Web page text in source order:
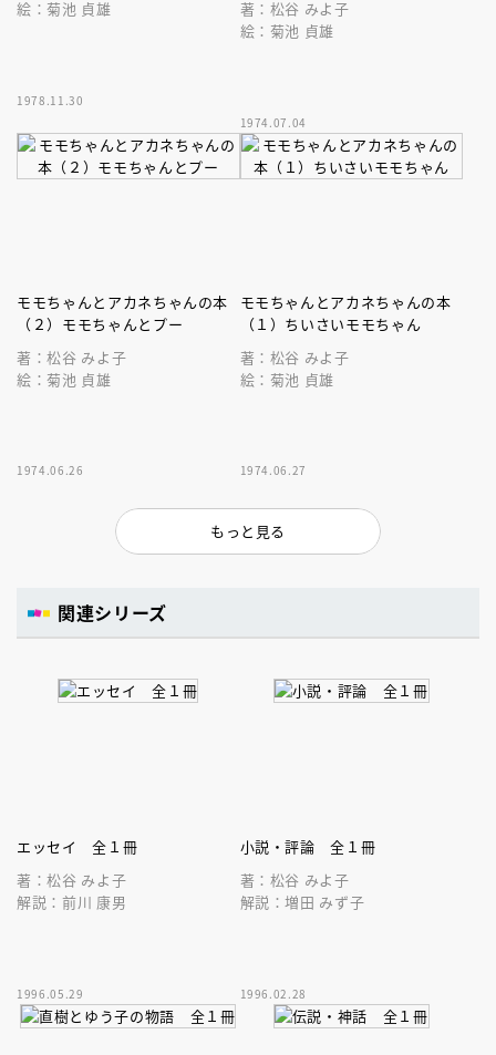
絵：菊池 貞雄
1978.11.30
著：松谷 みよ子
絵：菊池 貞雄
1974.07.04
モモちゃんとアカネちゃんの本
（２）モモちゃんとプー
著：松谷 みよ子
絵：菊池 貞雄
1974.06.26
モモちゃんとアカネちゃんの本
（１）ちいさいモモちゃん
著：松谷 みよ子
絵：菊池 貞雄
1974.06.27
もっと見る
関連シリーズ
エッセイ 全１冊
著：松谷 みよ子
解説：前川 康男
1996.05.29
小説・評論 全１冊
著：松谷 みよ子
解説：増田 みず子
1996.02.28